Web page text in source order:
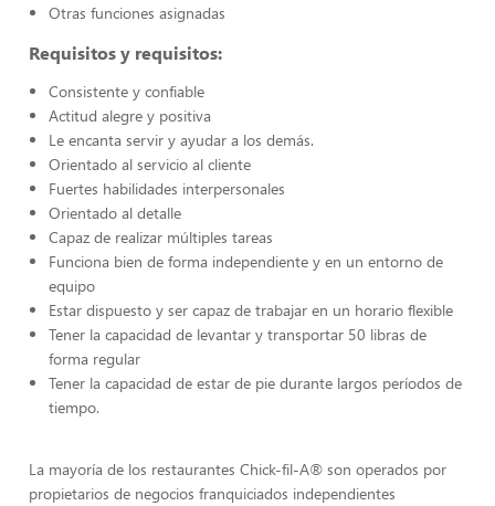
Otras funciones asignadas
Requisitos y requisitos:
Consistente y confiable
Actitud alegre y positiva
Le encanta servir y ayudar a los demás.
Orientado al servicio al cliente
Fuertes habilidades interpersonales
Orientado al detalle
Capaz de realizar múltiples tareas
Funciona bien de forma independiente y en un entorno de
equipo
Estar dispuesto y ser capaz de trabajar en un horario flexible
Tener la capacidad de levantar y transportar 50 libras de
forma regular
Tener la capacidad de estar de pie durante largos períodos de
tiempo.
La mayoría de los restaurantes Chick-fil-A® son operados por
propietarios de negocios franquiciados independientes